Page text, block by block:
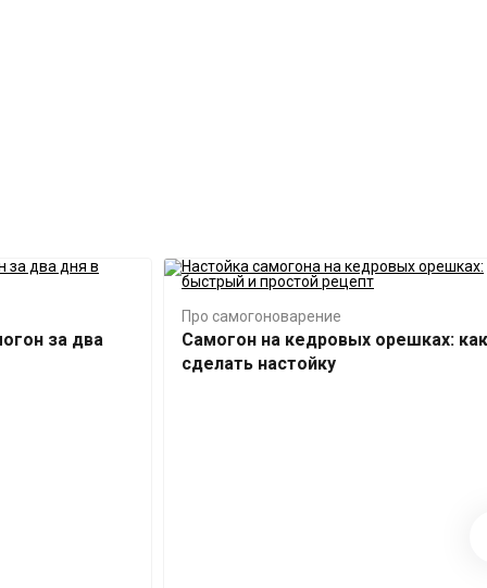
за два
Про самогоноварение
Самогон на кедровых орешках: как
сделать настойку